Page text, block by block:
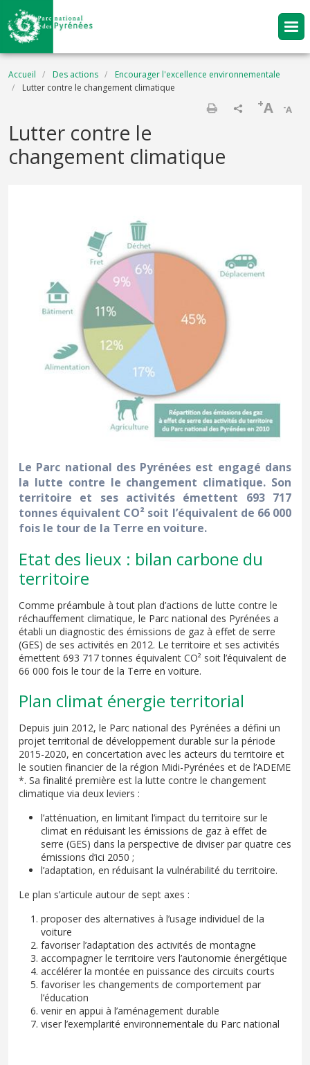
Aller au contenu principal
Fil d'Ariane
Accueil Des actions
Encourager l'excellence environnementale
Lutter contre le changement climatique
-A
+A
Lutter contre le
changement climatique
Le Parc national des Pyrénées est engagé dans
la lutte contre le changement climatique. Son
territoire et ses activités émettent 693 717
tonnes équivalent CO² soit l’équivalent de 66 000
fois le tour de la Terre en voiture.
Etat des lieux : bilan carbone du
territoire
Comme préambule à tout plan d’actions de lutte contre le
réchauffement climatique, le Parc national des Pyrénées a
établi un diagnostic des émissions de gaz à effet de serre
(GES) de ses activités en 2012. Le territoire et ses activités
émettent 693 717 tonnes équivalent CO² soit l’équivalent de
66 000 fois le tour de la Terre en voiture.
Plan climat énergie territorial
Depuis juin 2012, le Parc national des Pyrénées a défini un
projet territorial de développement durable sur la période
2015-2020, en concertation avec les acteurs du territoire et
le soutien financier de la région Midi-Pyrénées et de l’ADEME
*. Sa finalité première est la lutte contre le changement
climatique via deux leviers :
l’atténuation, en limitant l’impact du territoire sur le
climat en réduisant les émissions de gaz à effet de
serre (GES) dans la perspective de diviser par quatre ces
émissions d’ici 2050 ;
l’adaptation, en réduisant la vulnérabilité du territoire.
Le plan s’articule autour de sept axes :
proposer des alternatives à l’usage individuel de la
voiture
favoriser l’adaptation des activités de montagne
accompagner le territoire vers l’autonomie énergétique
accélérer la montée en puissance des circuits courts
favoriser les changements de comportement par
l’éducation
venir en appui à l’aménagement durable
viser l’exemplarité environnementale du Parc national